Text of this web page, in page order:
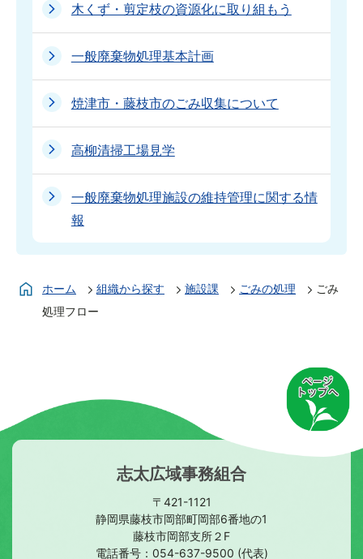
木くず・剪定枝の資源化に取り組もう
一般廃棄物処理基本計画
焼津市・藤枝市のごみ収集について
高柳清掃工場見学
一般廃棄物処理施設の維持管理に関する情
報
ホーム 組織から探す 施設課 ごみの処理
ごみ
処理フロー
志太広域事務組合
〒421-1121
静岡県藤枝市岡部町岡部6番地の1
藤枝市岡部支所２F
電話番号： 054-637-9500 (代表)